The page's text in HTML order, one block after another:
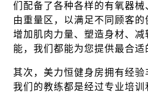
们配备了各种各样的有氧器械
由重量区，以满足不同顾客
增加肌肉力量、塑造身材、
能，我们都能为您提供最合适
其次，美力恒健身房拥有经验
我们的教练都是经过专业培